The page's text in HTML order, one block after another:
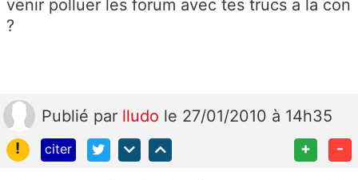
venir polluer les forum avec tes trucs a la con
?
Publié par lludo le 27/01/2010 à 14h35
!
citer + -